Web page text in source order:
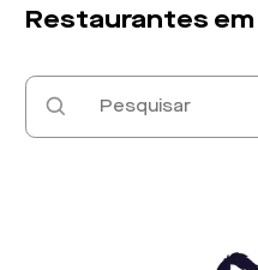
Restaurantes em